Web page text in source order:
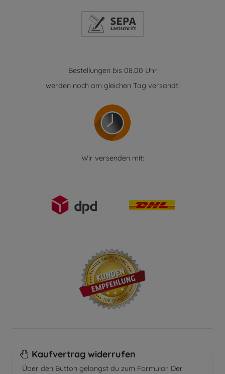
Bestellungen bis 08.00 Uhr
werden noch am gleichen Tag versandt!
Wir versenden mit:
Kaufvertrag widerrufen
Über den Button gelangst du zum Formular. Der